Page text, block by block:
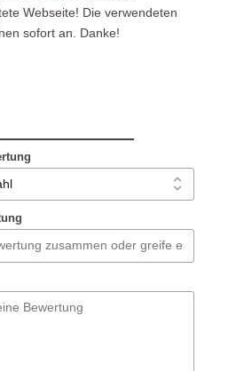
Webseite! Die verwendeten
sofort an. Danke!